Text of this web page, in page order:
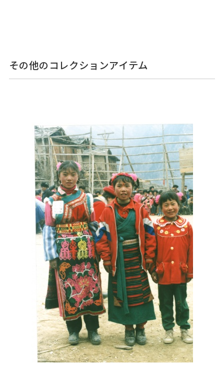
その他のコレクションアイテム